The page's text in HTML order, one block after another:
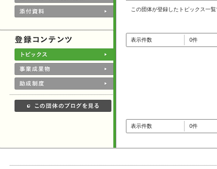
この団体が登録したトピックス一
表示件数 0件
表示件数 0件